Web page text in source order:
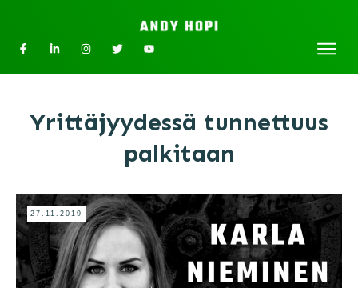
Yrittäjyydessä tunnettuus
palkitaan
27.11.2019